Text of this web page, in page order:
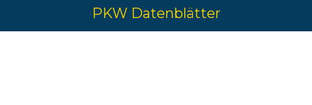
PKW Datenblätter